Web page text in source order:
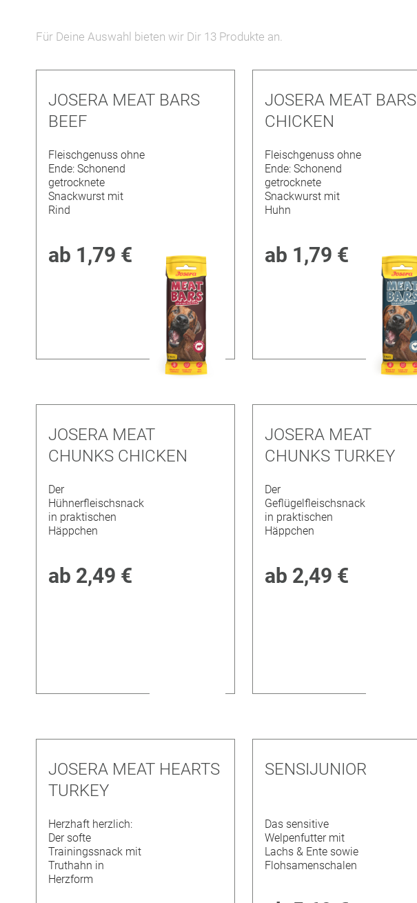
Für Deine Auswahl bieten wir Dir 13 Produkte an.
JOSERA MEAT BARS
BEEF
Fleischgenuss ohne
Ende: Schonend
getrocknete
Snackwurst mit
Rind
ab 1,79 €
JOSERA MEAT BARS
CHICKEN
Fleischgenuss ohne
Ende: Schonend
getrocknete
Snackwurst mit
Huhn
ab 1,79 €
JOSERA MEAT
CHUNKS CHICKEN
Der
Hühnerfleischsnack
in praktischen
Häppchen
ab 2,49 €
JOSERA MEAT
CHUNKS TURKEY
Der
Geflügelfleischsnack
in praktischen
Häppchen
ab 2,49 €
JOSERA MEAT HEARTS
TURKEY
Herzhaft herzlich:
Der softe
Trainingssnack mit
Truthahn in
Herzform
SENSIJUNIOR
Das sensitive
Welpenfutter mit
Lachs & Ente sowie
Flohsamenschalen